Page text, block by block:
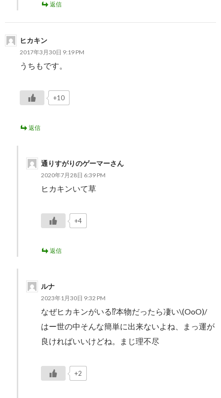
返信
ヒカキン
2017年3月30日 9:19 PM
うちもです。
+10
返信
通りすがりのゲーマーさん
2020年7月28日 6:39 PM
ヒカキンいて草
+4
返信
ルナ
2023年1月30日 9:32 PM
なぜヒカキンがいる⁉︎本物だったら凄い\(OoO)/
はー世の中そんな簡単に出来ないよね、まっ運が
良ければいいけどね。まじ理不尽
+2